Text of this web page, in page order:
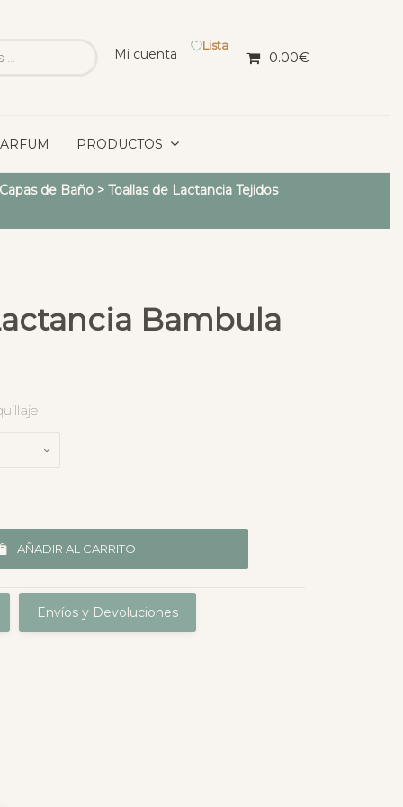
Mi cuenta
Lista
0.00€
PRODUCTOS
de Baño> Toallas de Lactancia Tejidos
Bambula
AÑADIR AL CARRITO
Envíos y Devoluciones